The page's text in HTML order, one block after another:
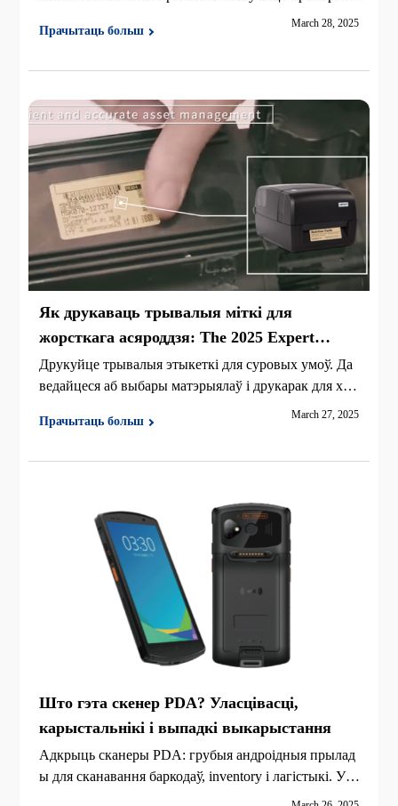
ьную тэхналогію перадачы для працяглага друку ба
ркода на сінтэчных матэрыялах.
Прачытаць больш
March 28, 2025
Як друкаваць трывалыя міткі для
жорсткага асяроддзя: The 2025 Expert
Guide
Друкуйце трывалыя этыкеткі для суровых умоў. Да
ведайцеся аб выбары матэрыялаў і друкарак для хім
ічнай, ультрафіялетавай і тэмпературнай устойлівас
ці. Знайдзіце патрэбныя прынтэры для этыкетак са
Прачытаць больш
March 27, 2025
Што гэта скенер PDA? Уласцівасці,
карыстальнікі і выпадкі выкарыстання
Адкрыць сканеры PDA: грубыя андроідныя прылад
ы для сканавання баркодаў, inventory і лагістыкі. Ула
сцівасці, выкарыстоўваюць верхнія мадэлі, як iDPR